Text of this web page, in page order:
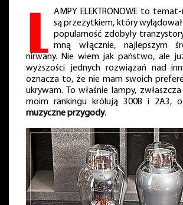
L AMPY ELEKTRONOWE to
są przeżytkiem, który
popularność zdobyły
mną włącznie, najlepszym
nirwany. Nie wiem jak państwo, ale
wyższości jednych rozwiązań nad
oznacza to, że nie mam swoich
ukrywam. To właśnie lampy,
moim rankingu królują 300B i 2A3,
muzyczne przygody.